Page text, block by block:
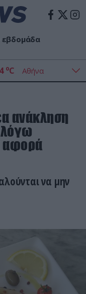
εβδομάδα
oC
ανάκληση
λόγω
αφορά
να μην